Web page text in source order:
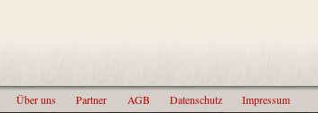
Über uns Partner AGB Datenschutz Impressum